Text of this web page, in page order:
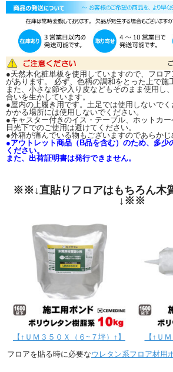
●天然木化粧単板を使用していますので、フロ
があります。 必ず、色柄の調和をとった上で施
また、小さな節や入り皮などもそのまま使用し
合いを生かしています。
●屋内の上履き用です。土足では使用しないで
かかる場所には使用しないでください。
●キャスター付きのイス・テーブル、ホットカ
日光下でのご使用は避けてください。
●外箱が痛んでいる物もございますのであらかじ
●アウトレット商品（B品を含む）のため、多少
ください。
また、出荷証明書は発行できません。
※※↓直貼りフロアはもちろん木
↓※※
【↑ＵＭ３５０Ｘ（６~７坪）↑】
【↑Ｕ
フロアを貼る時に必要なウレタン系フロア材用